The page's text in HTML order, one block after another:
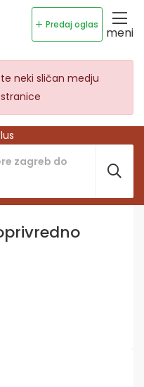
Predaj oglas
meni
neki sličan medju